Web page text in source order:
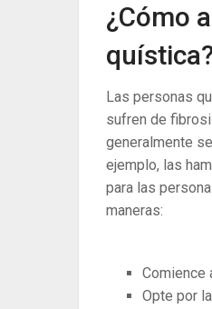
¿Cómo
Las personas
sufren de
generalmente
ejemplo, las
para las
maneras:
Comience
Opte por